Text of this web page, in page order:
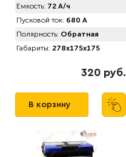
Емкость: 72 А/ч
Пусковой ток: 680 А
Полярность: Обратная
Габариты: 278x175x175
320 руб.
В корзину